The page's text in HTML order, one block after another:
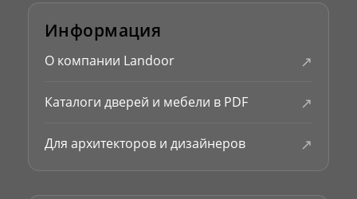
Информация
О компании Landoor ↗
Каталоги дверей и мебели в PDF ↗
Для архитекторов и дизайнеров ↗